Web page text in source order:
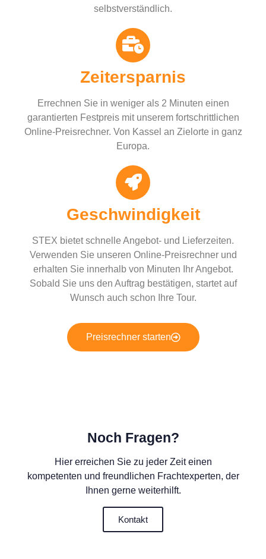
selbstverständlich.
Zeitersparnis
Errechnen Sie in weniger als 2 Minuten einen
garantierten Festpreis mit unserem fortschrittlichen
Online-Preisrechner. Von Kassel an Zielorte in ganz
Europa.
Geschwindigkeit
STEX bietet schnelle Angebot- und Lieferzeiten.
Verwenden Sie unseren Online-Preisrechner und
erhalten Sie innerhalb von Minuten Ihr Angebot.
Sobald Sie uns den Auftrag bestätigen, startet auf
Wunsch auch schon Ihre Tour.
Preisrechner starten
Noch Fragen?
Hier erreichen Sie zu jeder Zeit einen
kompetenten und freundlichen Frachtexperten, der
Ihnen gerne weiterhilft.
Kontakt